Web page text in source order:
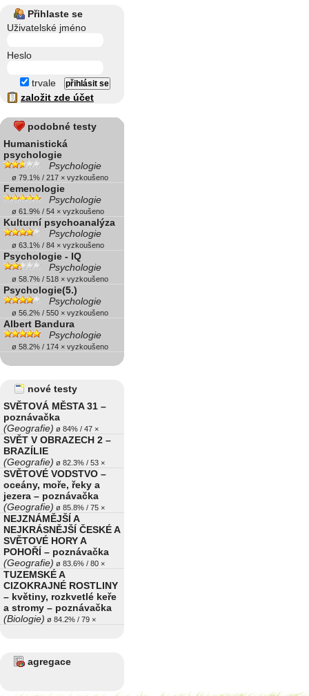
Přihlaste se
Uživatelské jméno
Heslo
trvale
založit zde účet
podobné testy
Humanistická
psychologie
Psychologie
ø 79.1% / 217 × vyzkoušeno
Femenologie
Psychologie
ø 61.9% / 54 × vyzkoušeno
Kulturní psychoanalýza
Psychologie
ø 63.1% / 84 × vyzkoušeno
Psychologie - IQ
Psychologie
ø 58.7% / 518 × vyzkoušeno
Psychologie(5.)
Psychologie
ø 56.2% / 550 × vyzkoušeno
Albert Bandura
Psychologie
ø 58.2% / 174 × vyzkoušeno
nové testy
SVĚTOVÁ MĚSTA 31 –
poznávačka
(Geografie) ø 84% / 47 ×
SVĚT V OBRAZECH 2 –
BRAZÍLIE
(Geografie) ø 82.3% / 53 ×
SVĚTOVÉ VODSTVO –
oceány, moře, řeky a
jezera – poznávačka
(Geografie) ø 85.8% / 75 ×
NEJZNÁMĚJŠÍ A
NEJKRÁSNĚJŠÍ ČESKÉ A
SVĚTOVÉ HORY A
POHOŘÍ – poznávačka
(Geografie) ø 83.6% / 80 ×
TUZEMSKÉ A
CIZOKRAJNÉ ROSTLINY
– květiny, rozkvetlé keře
a stromy – poznávačka
(Biologie) ø 84.2% / 79 ×
agregace